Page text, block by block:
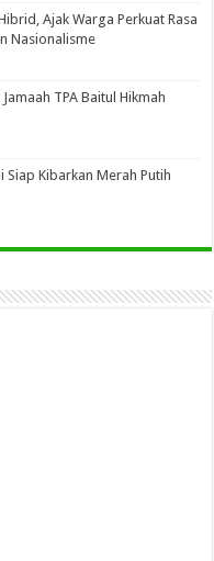
Ajak Warga Perkuat Rasa
Nasionalisme
TPA Baitul Hikmah
Siap Kibarkan Merah Putih